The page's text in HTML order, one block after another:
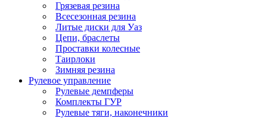
Грязевая резина
Всесезонная резина
Литые диски для Уаз
Цепи, браслеты
Проставки колесные
Таирлоки
Зимняя резина
Рулевое управление
Рулевые демпферы
Комплекты ГУР
Рулевые тяги, наконечники